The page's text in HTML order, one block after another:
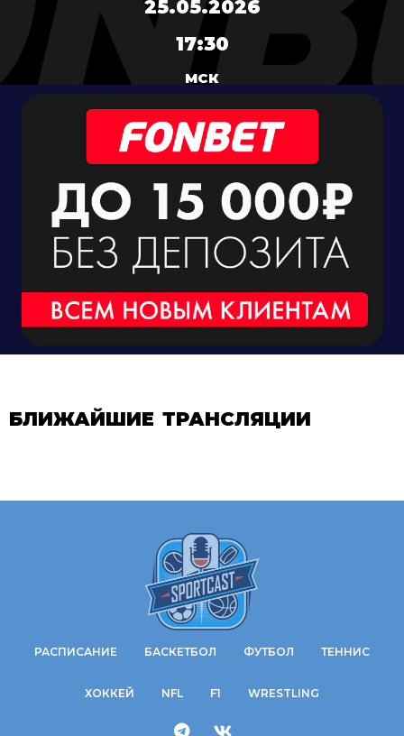
25.05.2026
17:30
МСК
БЛИЖАЙШИЕ ТРАНСЛЯЦИИ
РАСПИСАНИЕ БАСКЕТБОЛ ФУТБОЛ ТЕННИС
ХОККЕЙ NFL F1 WRESTLING